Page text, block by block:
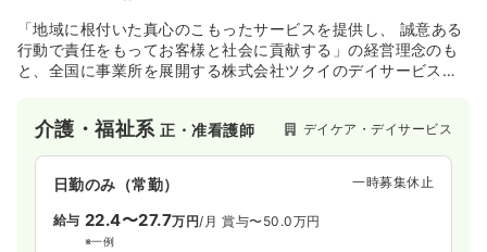
「地域に根付いた真心のこもったサービスを提供し、 誠意ある
行動で責任をもってお客様と社会に貢献する」の経営理念のも
と、全国に事業所を展開する株式会社ツクイのデイサービスで
介護・福祉系正・准看護師 デイケア・デイサービス
日勤のみ（常勤） 一時募集休止
給与 22.4〜27.7万円/月 賞与〜50.0万円
※一例